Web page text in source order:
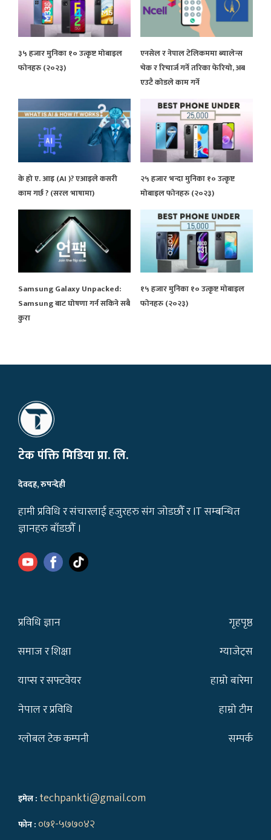
३५ हजार मुनिका १० उत्कृष्ट मोबाइल
फोनहरु (२०२३)
एनसेल र नेपाल टेलिकममा ब्यालेन्स
चेक र रिचार्ज गर्ने तरिका फेरियो, अब
एउटै कोडले काम गर्ने
के हो ए. आइ (AI )? एआइले कसरी
काम गर्छ ? (सरल भाषामा)
२५ हजार भन्दा मुनिका १० उत्कृष्ट
मोबाइल फोनहरु (२०२३)
Samsung Galaxy Unpacked:
Samsung बाट घोषणा गर्न सकिने सबै
कुरा
१५ हजार मुनिका १० उत्कृष्ट मोबाइल
फोनहरु (२०२३)
टेक पंक्ति मिडिया प्रा. लि.
देवदह, रुपन्देही
हामी प्रविधि र संचारलाई हजुरहरु संग जोडछौँ र IT सम्बन्धित
ज्ञानहरु बाँडछौँ ।
प्रविधि ज्ञान
समाज र शिक्षा
याप्स र सफ्टवेयर
नेपाल र प्रविधि
ग्लोबल टेक कम्पनी
गृहपृष्ठ
ग्याजेट्स
हाम्रो बारेमा
हाम्रो टीम
सम्पर्क
इमेल : techpankti@gmail.com
फोन : ०७१-५७७०४२